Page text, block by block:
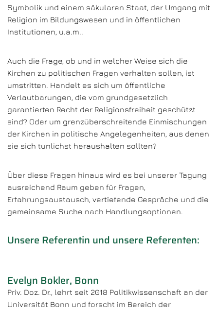
Symbolik und einem säkularen Staat, der Umgang mit
Religion im Bildungswesen und in öffentlichen
Institutionen, u.a.m..
Auch die Frage, ob und in welcher Weise sich die
Kirchen zu politischen Fragen verhalten sollen, ist
umstritten. Handelt es sich um öffentliche
Verlautbarungen, die vom grundgesetzlich
garantierten Recht der Religionsfreiheit geschützt
sind? Oder um grenzüberschreitende Einmischungen
der Kirchen in politische Angelegenheiten, aus denen
sie sich tunlichst heraushalten sollten?
Über diese Fragen hinaus wird es bei unserer Tagung
ausreichend Raum geben für Fragen,
Erfahrungsaustausch, vertiefende Gespräche und die
gemeinsame Suche nach Handlungsoptionen.
Unsere Referentin und unsere Referenten:
Evelyn Bokler, Bonn
Priv. Doz. Dr., lehrt seit 2018 Politikwissenschaft an der
Universität Bonn und forscht im Bereich der